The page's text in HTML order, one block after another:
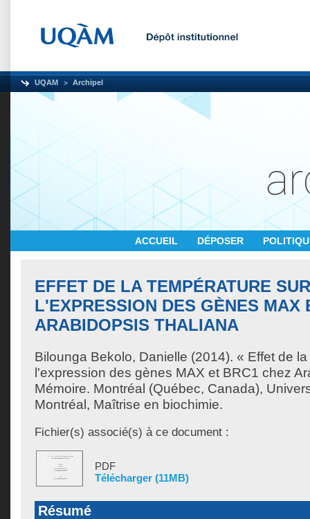
UQAM Archipel
ACCUEIL DÉPOSER
EFFET DE LA TEMPÉRATURE SUR
L'EXPRESSION DES GÈNES MAX
ARABIDOPSIS THALIANA
Bilounga Bekolo, Danielle (2014). « Effet de
l'expression des gènes MAX et BRC1 chez
Mémoire. Montréal (Québec, Canada),
Montréal, Maîtrise en biochimie.
Fichier(s) associé(s) à ce document :
PDF
Télécharger (11MB)
Résumé